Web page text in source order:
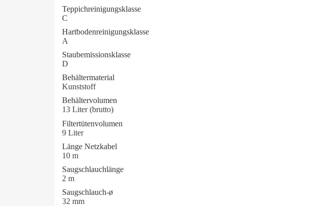
Teppichreinigungsklasse
C
Hartbodenreinigungsklasse
A
Staubemissionsklasse
D
Behältermaterial
Kunststoff
Behältervolumen
13 Liter (brutto)
Filtertütenvolumen
9 Liter
Länge Netzkabel
10 m
Saugschlauchlänge
2 m
Saugschlauch-ø
32 mm